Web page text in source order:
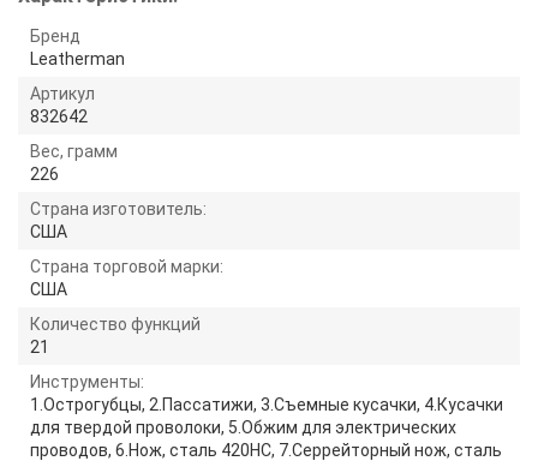
Бренд
Leatherman
Артикул
832642
Вес, грамм
226
Страна изготовитель:
США
Страна торговой марки:
США
Количество функций
21
Инструменты:
1.Острогубцы, 2.Пассатижи, 3.Съемные кусачки, 4.Кусачки
для твердой проволоки, 5.Обжим для электрических
проводов, 6.Нож, сталь 420HC, 7.Серрейторный нож, сталь